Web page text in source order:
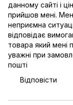
данному сайті і
прийшов мені.
неприємна
відповідає
товара який мені
уважні при
пошті
Відповісти